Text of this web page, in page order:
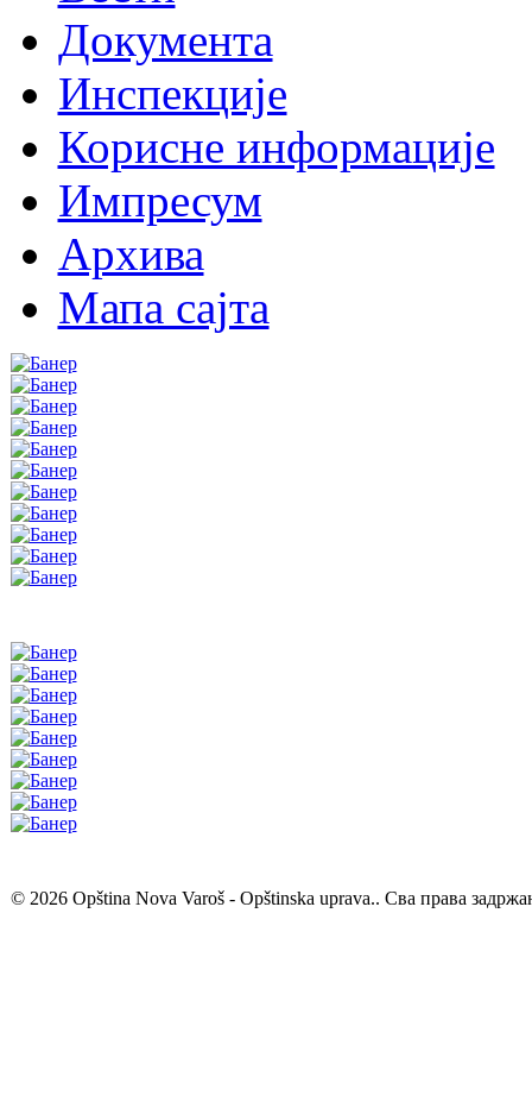
Документа
Инспекције
Корисне информације
Импресум
Архива
Мапа сајта
© 2026 Opština Nova Varoš - Opštinska uprava.. Сва права